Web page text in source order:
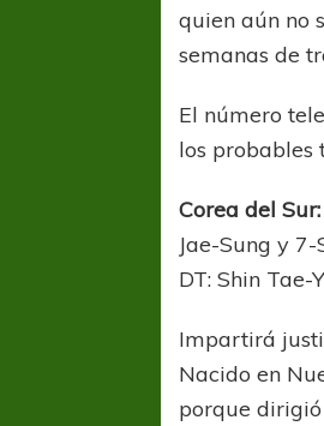
quien aún no
semanas de
El número
los probables
Corea del Sur:
Jae-Sung y
DT: Shin Tae-
Impartirá
Nacido en
porque dirigió